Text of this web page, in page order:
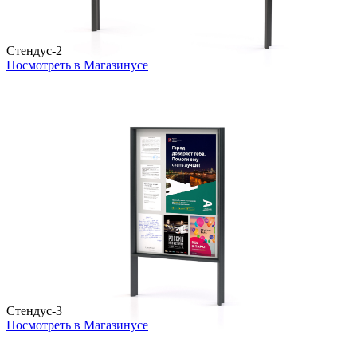
Стендус-2
Посмотреть в Магазинусе
Стендус-3
Посмотреть в Магазинусе